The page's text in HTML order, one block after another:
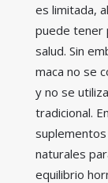
es limitada,
puede tener
salud. Sin
maca no se
y no se
tradicional.
naturales
equilibrio